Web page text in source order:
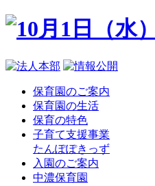
保育園のご案内
保育園の生活
保育の特色
子育て支援事業
たんぽぽきっず
入園のご案内
中濃保育園